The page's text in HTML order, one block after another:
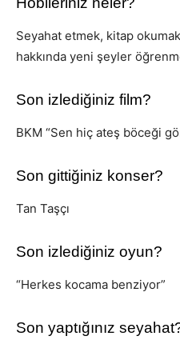
Seyahat etmek, kitap
hakkında yeni şeyler
Son izlediğiniz film?
BKM “Sen hiç ateş böceği
Son gittiğiniz konser?
Tan Taşçı
Son izlediğiniz oyun?
“Herkes kocama benziyor”
Son yaptığınız